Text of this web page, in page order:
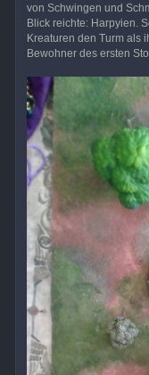
von Schwingen und
Blick reichte: Harpyien.
Kreaturen den Turm als
Bewohner des ersten